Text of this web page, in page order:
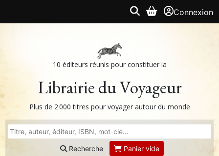
Connexion
10 éditeurs réunis pour constituer la
Librairie du Voyageur
Plus de 2 000 titres pour voyager autour du monde
Recherche Panier vide